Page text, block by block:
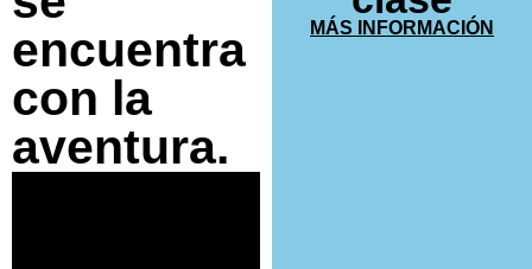
encuentra
con la
aventura.
MÁS INFORMACIÓN